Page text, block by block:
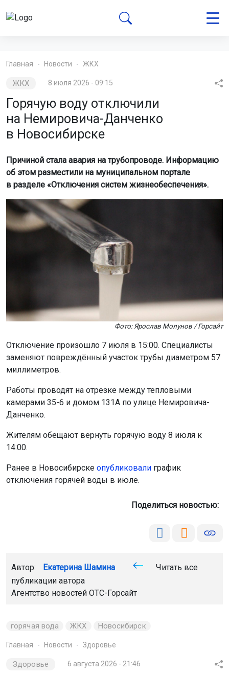
Главная Новости ЖКХ
ЖКХ 8 июля 2026 - 09:15
Горячую воду отключили
на Немировича-Данченко
в Новосибирске
Причиной стала авария на трубопроводе. Информацию
об этом разместили на муниципальном портале
в разделе «Отключения систем жизнеобеспечения».
Фото: Ярослав Молунов / Горсайт
Отключение произошло 7 июля в 15:00. Специалисты
заменяют повреждённый участок трубы диаметром 57
миллиметров.
Работы проводят на отрезке между тепловыми
камерами 35-6 и домом 131А по улице Немировича-
Данченко.
Жителям обещают вернуть горячую воду 8 июля к
14:00.
Ранее в Новосибирске опубликовали график
отключения горячей воды в июле.
Поделиться новостью:
Автор: Екатерина Шамина
Читать все
публикации автора
Агентство новостей ОТС-Горсайт
горячая вода ЖКХ Новосибирск
Главная Новости Здоровье
Здоровье 6 августа 2026 - 21:46